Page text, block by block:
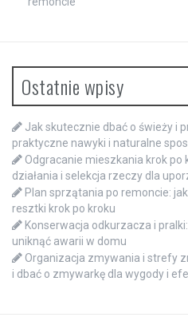
Ostatnie wpisy
Jak skutecznie dbać o świeży i
praktyczne nawyki i naturalne
Odgracanie mieszkania krok po
działania i selekcja rzeczy dla
Plan sprzątania po remoncie:
resztki krok po kroku
Konserwacja odkurzacza i
uniknąć awarii w domu
Organizacja zmywania i strefy
i dbać o zmywarkę dla wygody i